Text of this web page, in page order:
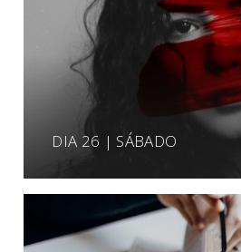
DIA 26 | SÁBADO